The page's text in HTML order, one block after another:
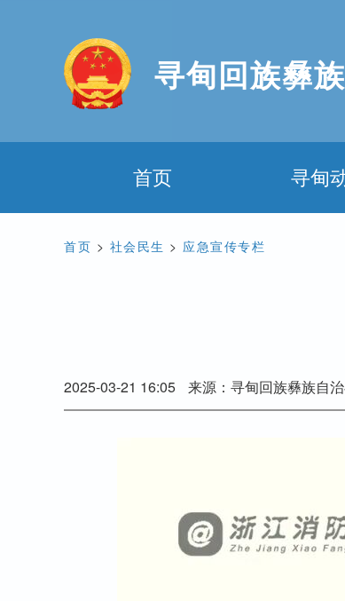
寻甸回族彝
首页 寻甸
首页 > 社会民生 > 应急宣传专栏
2025-03-21 16:05 来源：寻甸回族彝族自